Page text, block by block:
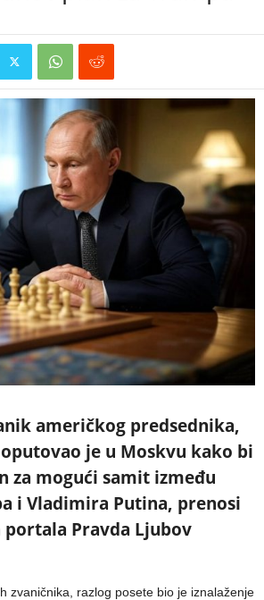
američkog predsednika,
je u Moskvu kako bi
za mogući samit između
i Vladimira Putina, prenosi
Pravda Ljubov
zvaničnika, razlog posete bio je iznalaženje